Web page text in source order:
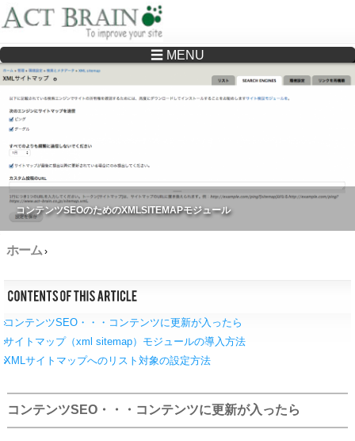
Drupalサイトの制作・保守をどこに頼んでいいか分からない方へ…まずはご相談く
ださい
☰ MENU
コンテンツSEOのためのXMLSITEMAPモジュール
ホーム ›
コンテンツSEO・・・コンテンツに更新が入ったら
サイトマップ（xml sitemap）モジュールの導入方法
XMLサイトマップへのリスト対象の設定方法
コンテンツSEO・・・コンテンツに更新が入ったら